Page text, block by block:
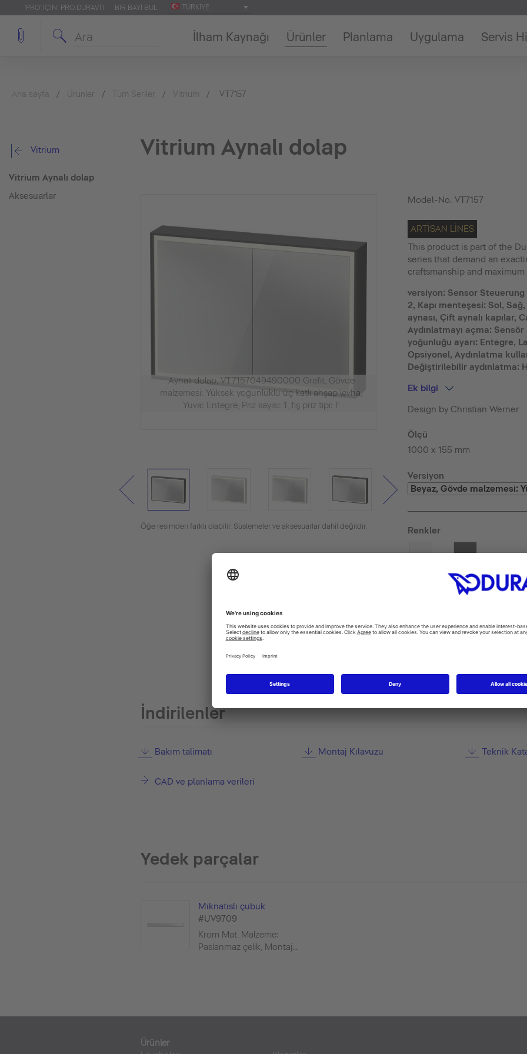
'PRO' IÇIN: PRO.DURAVIT BIR BAYI BUL TÜRKIYE
İlham Kaynağı Ürünler Planlama Uygulama Servis
Ana sayfa Ürünler Tüm Seriler Vitrium VT7157
Vitrium
Vitrium Aynalı dolap
Aksesuarlar
Vitrium Aynalı dolap
Aynalı dolap, VT7157049490000 Grafit, Gövde
malzemesi: Yüksek yoğunluklu üç katlı ahşap levha,
Yuva: Entegre, Priz sayısı: 1, fiş priz tipi: F
Öğe resimden farklı olabilir. Süslemeler ve aksesuarlar dahil değildir.
Model-No. VT7157
ARTISAN LINES
This product is part of the
series that demand an
craftsmanship and
versiyon: Sensor Steuerung
2, Kapı menteşesi: Sol,
aynası, Çift aynalı kapılar,
Aydınlatmayı açma:
yoğunluğu ayarı: Entegre,
Opsiyonel, Aydınlatma
Değiştirilebilir aydınlatma:
Ek bilgi
Design by Christian Werner
Ölçü
1000 x 155 mm
Versiyon
Renkler
İndirilenler
Bakım talimatı Montaj Kılavuzu Teknik
CAD ve planlama verileri
Yedek parçalar
Mıknatıslı çubuk
#UV9709
Krom Mat, Malzeme:
Paslanmaz çelik, Montaj...
Ürünler